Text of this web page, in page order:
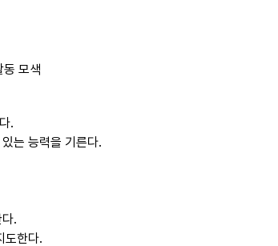
모색
.
는 능력을 기른다.
.
도한다.